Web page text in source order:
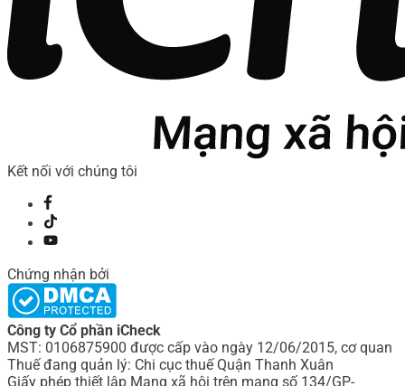
Kết nối với chúng tôi
Chứng nhận bởi
Công ty Cổ phần iCheck
MST: 0106875900 được cấp vào ngày 12/06/2015, cơ quan
Thuế đang quản lý: Chi cục thuế Quận Thanh Xuân
Giấy phép thiết lập Mạng xã hội trên mạng số 134/GP-